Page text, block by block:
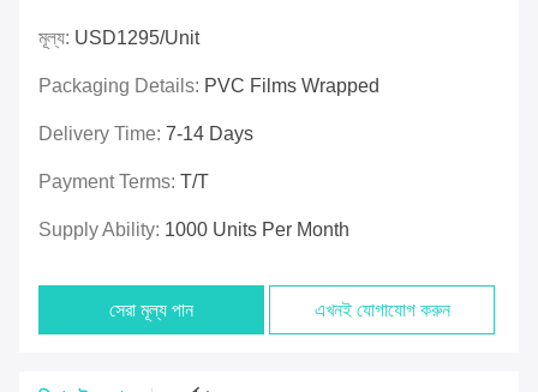
মূল্য: USD1295/unit
Packaging Details: PVC Films Wrapped
Delivery Time: 7-14 Days
Payment Terms: T/T
Supply Ability: 1000 Units Per Month
সেরা মূল্য পান এখনই যোগাযোগ করুন